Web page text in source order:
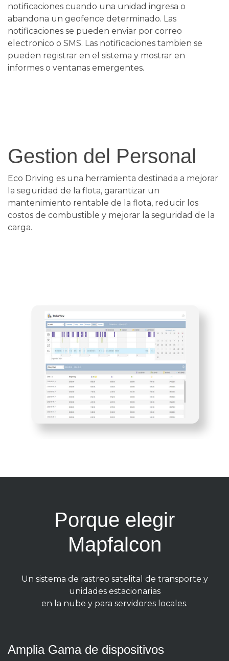
notificaciones cuando una unidad ingresa o
abandona un geofence determinado. Las
notificaciones se pueden enviar por correo
electronico o SMS. Las notificaciones tambien se
pueden registrar en el sistema y mostrar en
informes o ventanas emergentes.
Gestion del Personal
Eco Driving es una herramienta destinada a mejorar
la seguridad de la flota, garantizar un
mantenimiento rentable de la flota, reducir los
costos de combustible y mejorar la seguridad de la
carga.
Porque elegir
Mapfalcon
Un sistema de rastreo satelital de transporte y
unidades estacionarias
en la nube y para servidores locales.
Amplia Gama de dispositivos